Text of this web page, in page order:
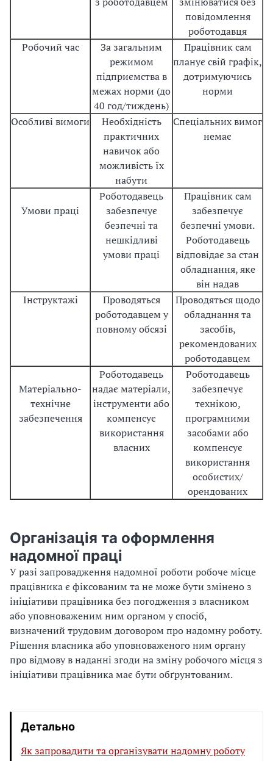
повідомлення
роботодавця
Робочий час
За загальним
режимом
підприємства в
межах норми (до
40 год/тиждень)
Працівник сам
планує свій графік,
дотримуючись
норми
Особливі вимоги
Необхідність
практичних
навичок або
можливість їх
набути
Спеціальних вимог
немає
Умови праці
Роботодавець
забезпечує
безпечні та
нешкідливі
умови праці
Працівник сам
забезпечує
безпечні умови.
Роботодавець
відповідає за стан
обладнання, яке
він надав
Інструктажі
Проводяться
роботодавцем у
повному обсязі
Проводяться щодо
обладнання та
засобів,
рекомендованих
роботодавцем
Матеріально-
технічне
забезпечення
Роботодавець
надає матеріали,
інструменти або
компенсує
використання
власних
Роботодавець
забезпечує
технікою,
програмними
засобами або
компенсує
використання
особистих/
орендованих
Організація та оформлення
надомної праці
У разі запровадження надомної роботи робоче місце
працівника є фіксованим та не може бути змінено з
ініціативи працівника без погодження з власником
або уповноваженим ним органом у спосіб,
визначений трудовим договором про надомну роботу.
Рішення власника або уповноваженого ним органу
про відмову в наданні згоди на зміну робочого місця з
ініціативи працівника має бути обґрунтованим.
Детально
Як запровадити та організувати надомну роботу